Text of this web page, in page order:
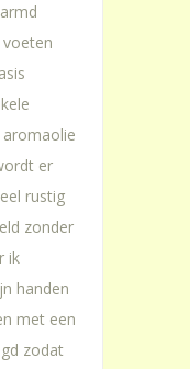
voeten
aromaolie
er
rustig
zonder
ik
handen
met een
zodat